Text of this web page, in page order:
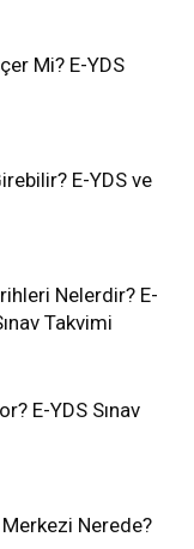
Mi? E-YDS
E-YDS ve
Nelerdir? E-
Takvimi
E-YDS Sınav
Merkezi Nerede?